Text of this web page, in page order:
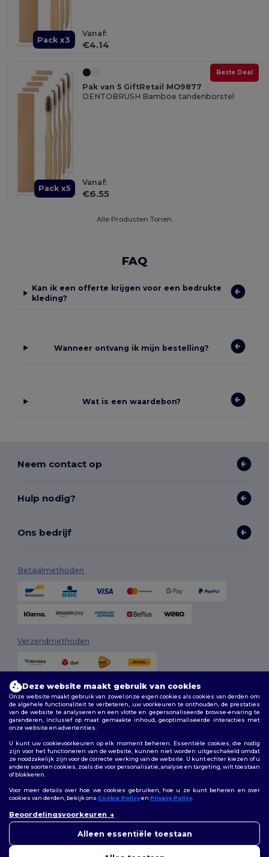
Pack x3
Vanaf:
€4.14
Pack x5
Beste Deal
Pak van 5 GiftRetail MO9877
DENTOBRUSH Bamboe tandenborstel
Vanaf:
€6.55
Alle Producten Tonen.
FAQ
Kan ik een offerte krijgen voor een bedrukte
kleding?
Wanneer ontvang ik mijn bestelling?
Wat is een waardebon?
Neem contact op
Hulp nodig?
Ons bedrijf
Betaalmethoden
Verzendmethoden
Algemene voorwaarden |Aanpassingsbeleid |Privacybeleid |
Cookiebeleid| Sitemap
Volg ons
Bruxelles|Anvers|Mortsel|Malines|Lierre|Turnhout|Geel|
Hoogstraten|Bruges
Deze website maakt gebruik van cookies
Onze website maakt gebruik van zowel onze eigen cookies als cookies van derden om
de algehele functionaliteit te verbeteren, uw voorkeuren te onthouden, de prestaties
van de website te analyseren en een vlotte en gepersonaliseerde browse-ervaring te
garanderen, inclusief op maat gemaakte inhoud, geoptimaliseerde interacties met
onze website en advertenties.
U kunt uw cookievoorkeuren op elk moment beheren. Essentiële cookies, die nodig
zijn voor het functioneren van de website, kunnen niet worden uitgeschakeld omdat
ze noodzakelijk zijn voor de correcte werking van de website. U kunt echter kiezen of u
andere soorten cookies, zoals die voor personalisatie, analyse en targeting, wilt toestaan
of blokkeren.
Voor meer details over hoe we cookies gebruiken, hoe u ze kunt beheren en over
cookies van derden, bekijk ons Cookie Policyen Privacy Policy.
Beoordelingsvoorkeuren
Alleen essentiële toestaan
moment contact met ons